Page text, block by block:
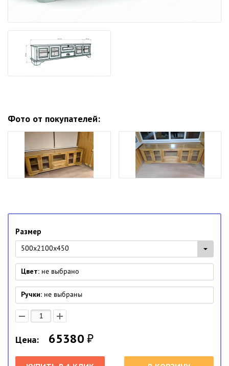
Фото от покупателей:
Размер
500x2100x450
Цвет: не выбрано
Ручки: не выбраны
Цена: 65380₽